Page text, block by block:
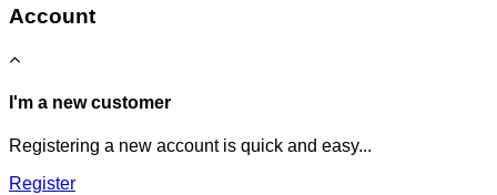
Account
I'm a new customer
Registering a new account is quick and easy...
Register